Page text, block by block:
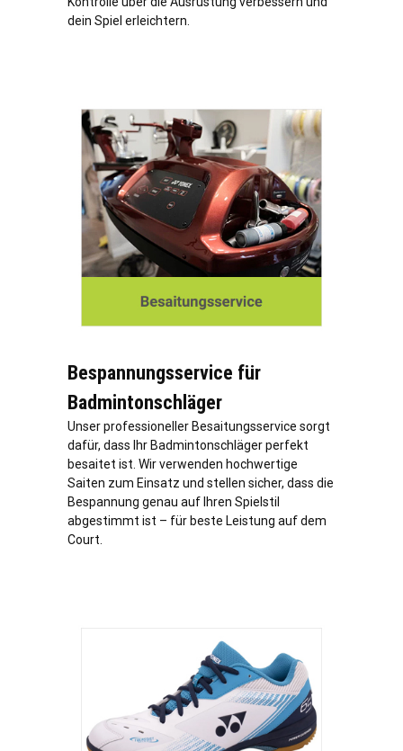
dein Spiel erleichtern.
Bespannungsservice für
Badmintonschläger
Unser professioneller Besaitungsservice sorgt
dafür, dass Ihr Badmintonschläger perfekt
besaitet ist. Wir verwenden hochwertige
Saiten zum Einsatz und stellen sicher, dass die
Bespannung genau auf Ihren Spielstil
abgestimmt ist – für beste Leistung auf dem
Court.